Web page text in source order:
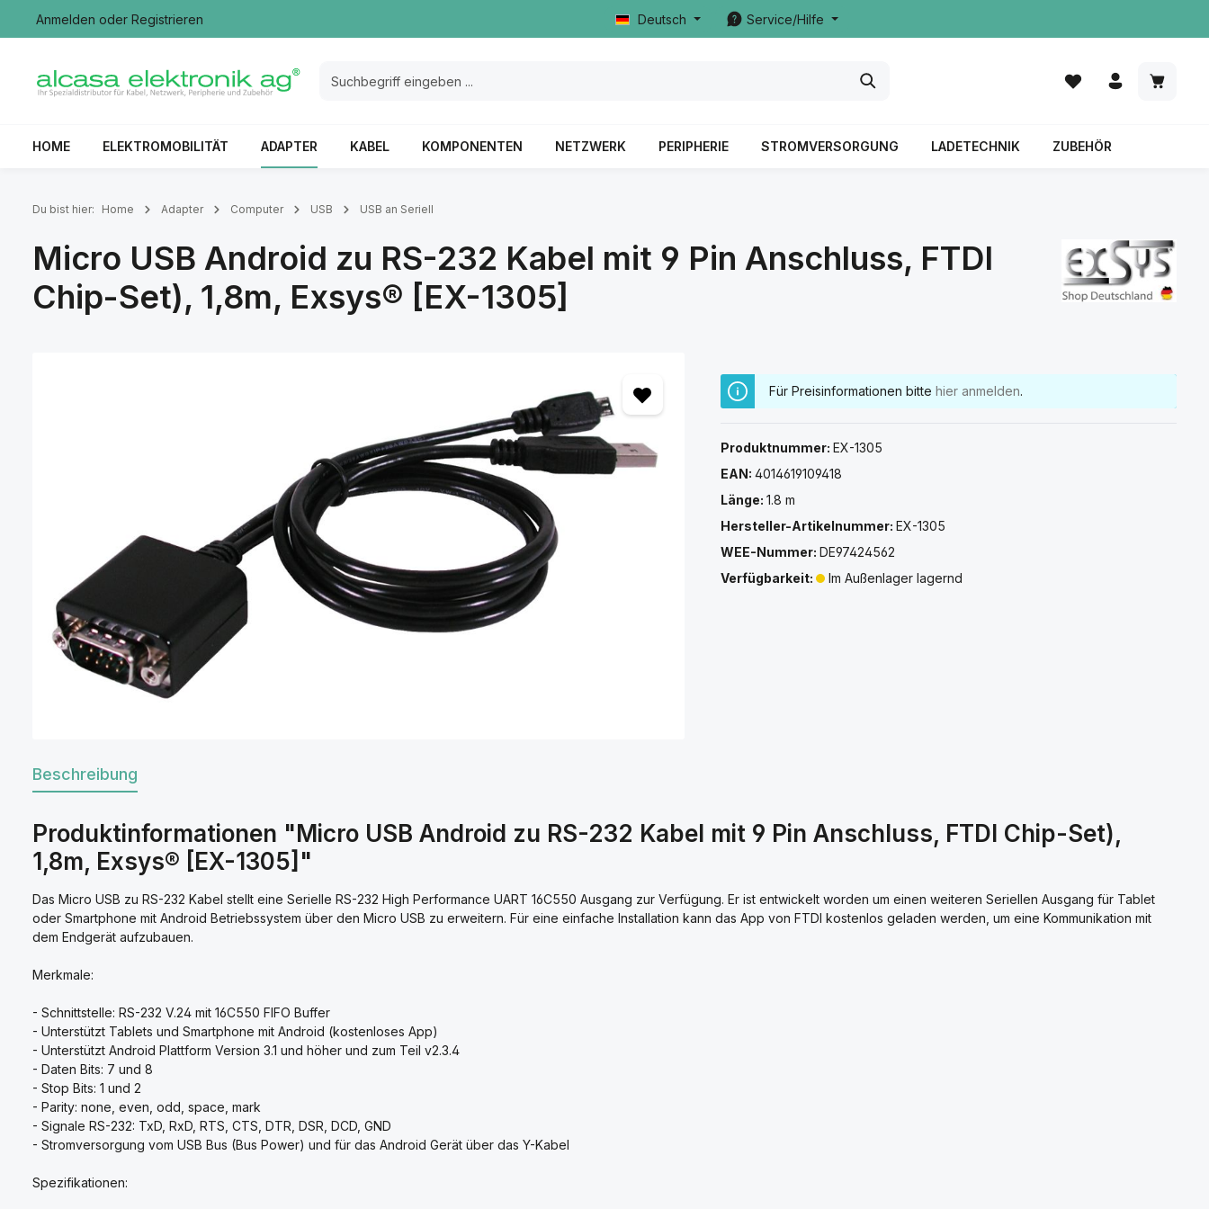
Zur Hauptnavigation springen
Anmelden oder Registrieren Deutsch Service/Hilfe
HOME ELEKTROMOBILITÄT ADAPTER KABEL KOMPONENTEN NETZWERK PERIPHERIE STROMVERSORGUNG LADETECHNIK ZUBEHÖR
Du bist hier: Home Adapter Computer USB USB an Seriell
Micro USB Android zu RS-232 Kabel mit 9 Pin Anschluss, FTDI
Chip-Set), 1,8m, Exsys® [EX-1305]
Für Preisinformationen bittehier anmelden.
Produktnummer:EX-1305
EAN:4014619109418
Länge:1.8 m
Hersteller-Artikelnummer:EX-1305
WEE-Nummer:DE97424562
Verfügbarkeit:
Im Außenlager lagernd
Beschreibung
Produktinformationen "Micro USB Android zu RS-232 Kabel mit 9 Pin Anschluss, FTDI Chip-Set),
1,8m, Exsys® [EX-1305]"
Das Micro USB zu RS-232 Kabel stellt eine Serielle RS-232 High Performance UART 16C550 Ausgang zur Verfügung. Er ist entwickelt worden um einen weiteren Seriellen Ausgang für Tablet
oder Smartphone mit Android Betriebssystem über den Micro USB zu erweitern. Für eine einfache Installation kann das App von FTDI kostenlos geladen werden, um eine Kommunikation mit
dem Endgerät aufzubauen.
Merkmale:
- Schnittstelle: RS-232 V.24 mit 16C550 FIFO Buffer
- Unterstützt Tablets und Smartphone mit Android (kostenloses App)
- Unterstützt Android Plattform Version 3.1 und höher und zum Teil v2.3.4
- Daten Bits: 7 und 8
- Stop Bits: 1 und 2
- Parity: none, even, odd, space, mark
- Signale RS-232: TxD, RxD, RTS, CTS, DTR, DSR, DCD, GND
- Stromversorgung vom USB Bus (Bus Power) und für das Android Gerät über das Y-Kabel
Spezifikationen: